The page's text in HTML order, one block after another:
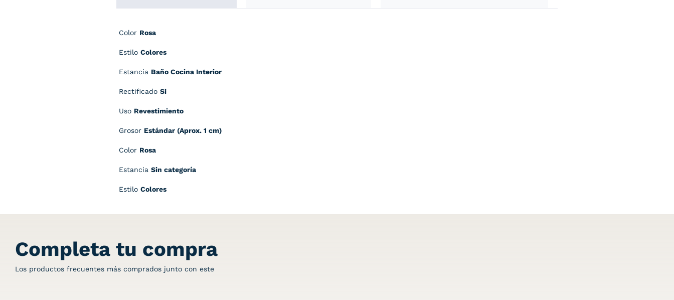
Color Rosa
Estilo Colores
Estancia Baño Cocina Interior
Rectificado Si
Uso Revestimiento
Grosor Estándar (Aprox. 1 cm)
Color Rosa
Estancia Sin categoría
Estilo Colores
Completa tu compra
Los productos frecuentes más comprados junto con este